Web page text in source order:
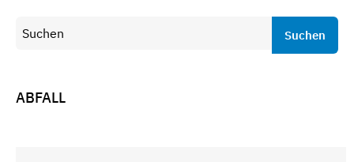
Suchen
ABFALL